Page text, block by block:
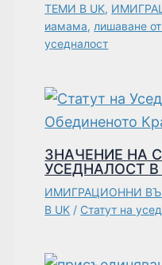
ТЕМИ В UK,
иамама, лишаване
уседналост
ЗНАЧЕНИЕ НА
УСЕДНАЛОСТ В
ИМИГРАЦИОННИ
В UK / Статут на